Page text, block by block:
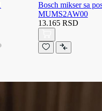
Bosch mikser sa
MUMS2AW00
13.165 RSD